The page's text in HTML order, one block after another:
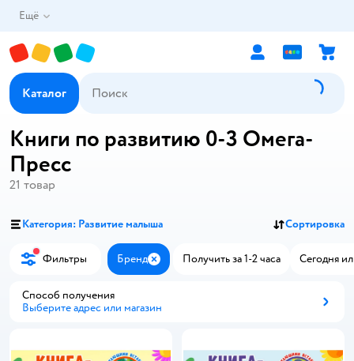
Ещё
Каталог
Книги по развитию 0-3 Омега-
Пресс
21 товар
Категория: Развитие малыша Сортировка
Фильтры Бренд ЗакрытьПолучить за 1-2 часа Сегодня
Способ получения
Выберите адрес или магазин